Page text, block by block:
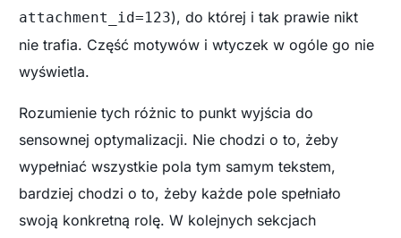
attachment_id=123), do której i tak prawie nikt
nie trafia. Część motywów i wtyczek w ogóle go nie
wyświetla.
Rozumienie tych różnic to punkt wyjścia do
sensownej optymalizacji. Nie chodzi o to, żeby
wypełniać wszystkie pola tym samym tekstem,
bardziej chodzi o to, żeby każde pole spełniało
swoją konkretną rolę. W kolejnych sekcjach